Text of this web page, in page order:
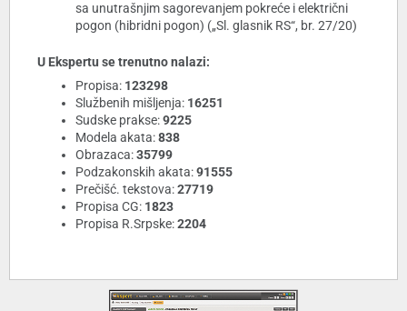
sa unutrašnjim sagorevanjem pokreće i električni
pogon (hibridni pogon) („Sl. glasnik RS“, br. 27/20)
U Ekspertu se trenutno nalazi:
Propisa: 123298
Službenih mišljenja: 16251
Sudske prakse:9225
Modela akata:838
Obrazaca:35799
Podzakonskih akata:91555
Prečišć. tekstova:27719
Propisa CG: 1823
Propisa R.Srpske:2204